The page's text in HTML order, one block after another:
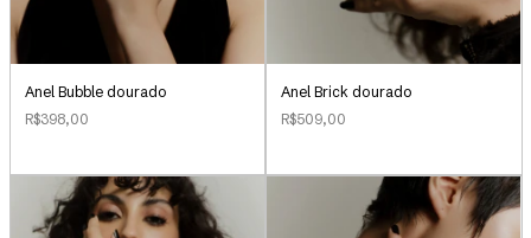
Anel Bubble dourado
R$398,00
Anel Brick dourado
R$509,00